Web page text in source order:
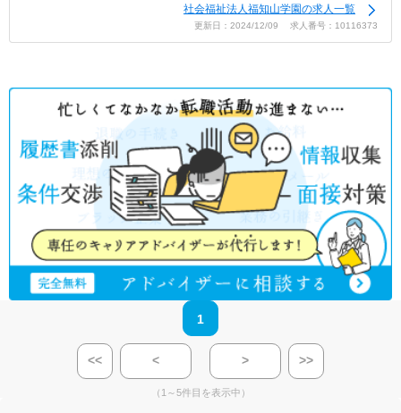
社会福祉法人福知山学園の求人一覧
更新日：2024/12/09 求人番号：10116373
1
<< < > >>
（1～5件目を表示中）